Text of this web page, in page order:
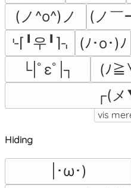
(ノ^o^)ノ
(ノ￣
⌎⌈╹우╹⌉⌍
(ﾉ･o･)ﾉ
└|ﾟεﾟ|┐
(ﾉ
┌(
vis
Hiding
|･ω･)